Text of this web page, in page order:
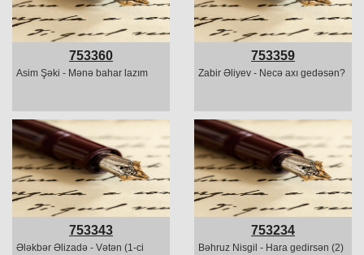
753360
Asim Şəki - Mənə bahar lazım
753359
Zabir Əliyev - Necə axı gedəsən?
753343
Ələkbər Əlizadə - Vətən (1-ci
753234
Bəhruz Nisgil - Hara gedirsən (2)